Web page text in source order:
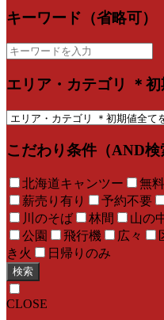
キーワード（省略可）
エリア・カテゴリ ＊
こだわり条件（AND検
北海道キャンツー 無料
薪売り有り
予約不要
川のそば
林間 山の
公園
飛行機 広々
き火
日帰りのみ
検索
CLOSE